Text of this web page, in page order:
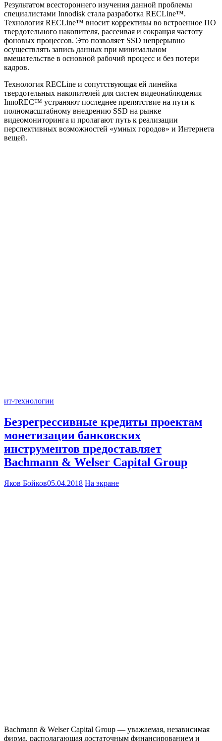
Результатом всестороннего изучения данной проблемы
специалистами Innodisk стала разработка RECLine™.
Технология RECLine™ вносит коррективы во встроенное ПО
твердотельного накопителя, рассеивая и сокращая частоту
фоновых процессов. Это позволяет SSD непрерывно
осуществлять запись данных при минимальном
вмешательстве в основной рабочий процесс и без потери
кадров.
Технология RECLine и сопутствующая ей линейка
твердотельных накопителей для систем видеонаблюдения
InnoREC™ устраняют последнее препятствие на пути к
полномасштабному внедрению SSD на рынке
видеомониторинга и пролагают путь к реализации
перспективных возможностей «умных городов» и Интернета
вещей.
ит-технологии
Безрегрессивные кредиты проектам
монетизации банковских
инструментов предоставляет
Bachmann & Welser Capital Group
Яков Бойков05.04.2018 На экране
Bachmann & Welser Capital Group — уважаемая, независимая
фирма, располагающая достаточным финансированием и